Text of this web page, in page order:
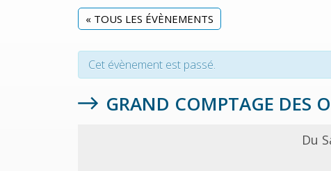
« TOUS LES ÉVÈNEMENTS
Cet évènement est passé.
GRAND COMPTAGE DES
Du